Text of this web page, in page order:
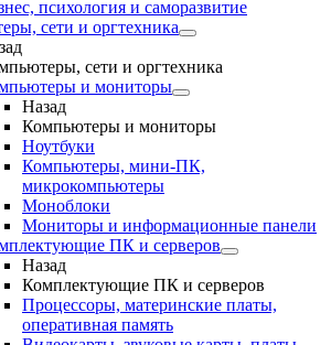
психология и саморазвитие
сети и оргтехника
сети и оргтехника
и мониторы
Назад
Компьютеры и мониторы
Ноутбуки
Компьютеры, мини-ПК,
микрокомпьютеры
Моноблоки
Мониторы и информационные панели
ПК и серверов
Назад
Комплектующие ПК и серверов
Процессоры, материнские платы,
оперативная память